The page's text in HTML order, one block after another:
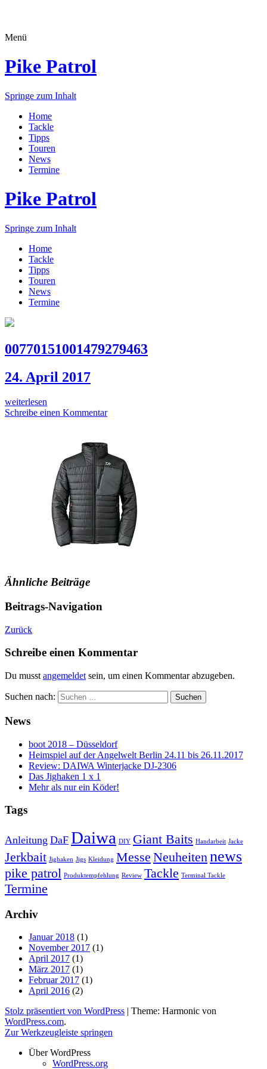
Menü
Pike Patrol
Springe zum Inhalt
Home
Tackle
Tipps
Touren
News
Termine
Pike Patrol
Springe zum Inhalt
Home
Tackle
Tipps
Touren
News
Termine
00770151001479279463
24. April 2017
weiterlesen
Schreibe einen Kommentar
Ähnliche Beiträge
Beitrags-Navigation
Zurück
Schreibe einen Kommentar
Du musst angemeldet sein, um einen Kommentar abzugeben.
Suchen nach:
News
boot 2018 – Düsseldorf
Heimspiel auf der Angelwelt Berlin 24.11 bis 26.11.2017
Review: DAIWA Winterjacke DJ-2306
Das Jighaken 1 x 1
Mehr als nur ein Köder!
Tags
Anleitung DaF Daiwa DIY Giant Baits Handarbeit Jacke
Jerkbait Jighaken Jigs Kleidung Messe Neuheiten news
pike patrol Produktempfehlung Review Tackle Terminal Tackle
Termine
Archiv
Januar 2018 (1)
November 2017 (1)
April 2017 (1)
März 2017 (1)
Februar 2017 (1)
April 2016 (2)
Stolz präsentiert von WordPress | Theme: Harmonic von
WordPress.com.
Zur Werkzeugleiste springen
Über WordPress
WordPress.org